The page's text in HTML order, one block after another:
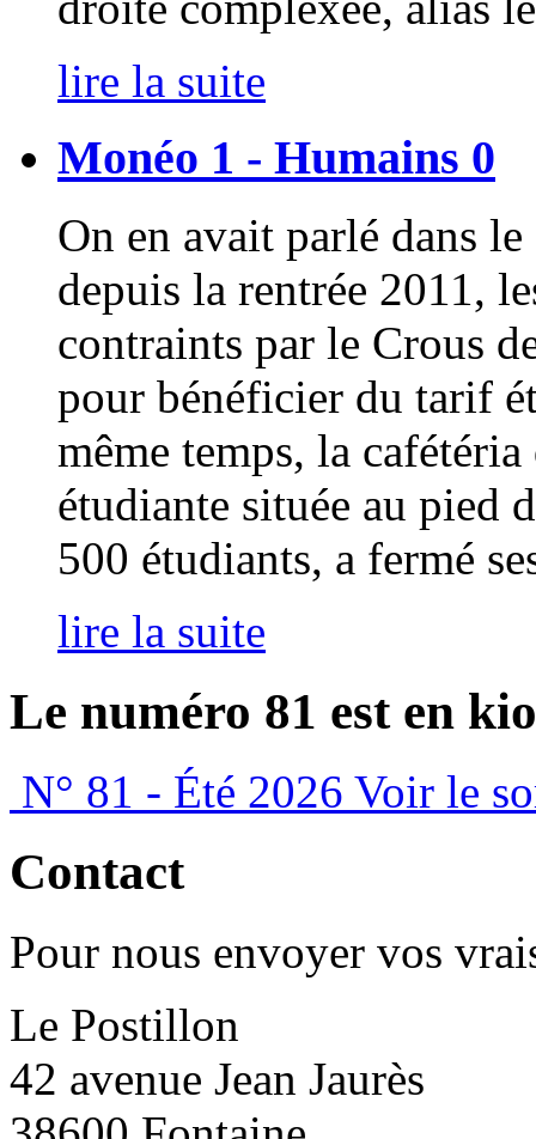
lire la suite
Monéo 1 - Humains 0
On en avait parlé dans
depuis la rentrée 2011,
contraints par le Crous
pour bénéficier du tarif
même temps, la
étudiante située au pied
500 étudiants, a fermé
lire la suite
Le numéro 81 est en
N° 81 - Été 2026 Voir le
Contact
Pour nous envoyer vos
Le Postillon
42 avenue Jean Jaurès